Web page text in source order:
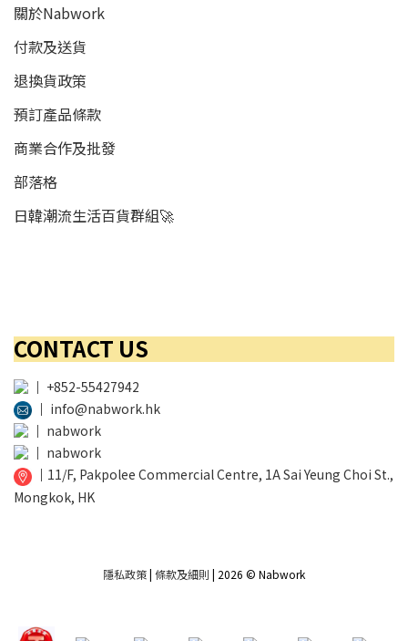
關於Nabwork
付款及送貨
退換貨政策
預訂產品條款
商業合作及批發
部落格
日韓潮流生活百貨群組🚀
CONTACT US
│ +852-55427942
│ info@nabwork.hk
│ nabwork
│ nabwork
│ 11/F, Pakpolee Commercial Centre, 1A Sai Yeung Choi St.,
Mongkok, HK
隱私政策| 條款及細則 | 2026 © Nabwork